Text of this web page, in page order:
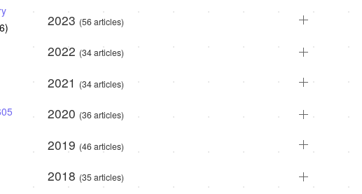
2023 (56 articles)
2022 (34 articles)
2021 (34 articles)
2020 (36 articles)
2019 (46 articles)
2018 (35 articles)